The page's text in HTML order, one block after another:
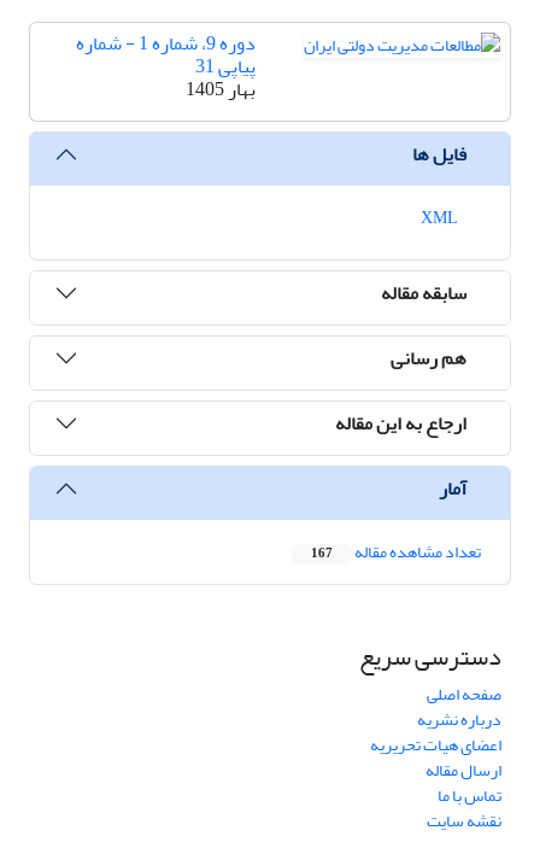
دوره 9، شماره 1 - شماره
پیاپی 31
بهار 1405
فایل ها
سابقه مقاله
هم رسانی
ارجاع به این مقاله
آمار
تعداد مشاهده مقاله 167
دسترسی سریع
صفحه اصلی
درباره نشریه
اعضای هیات تحریریه
ارسال مقاله
تماس با ما
نقشه سایت